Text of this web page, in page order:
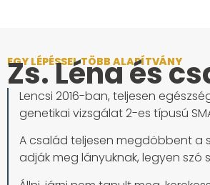
EGY LÉPÉSSEL TÖBB ALAPÍTVÁNY
Zs. Léna és
Lencsi 2016-ban, teljesen
genetikai vizsgálat 2-es típusú
A család teljesen megdöbbent a
adják meg lányuknak, legyen